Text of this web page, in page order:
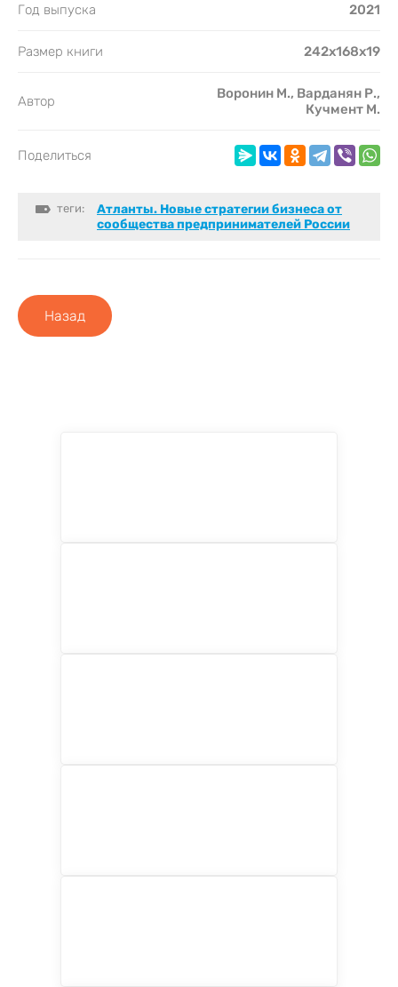
Год выпуска 2021
Размер книги 242x168x19
Автор
Воронин М., Варданян Р.,
Кучмент М.
Поделиться
теги:
Атланты. Новые стратегии бизнеса от
сообщества предпринимателей России
Назад